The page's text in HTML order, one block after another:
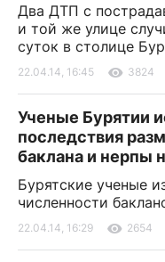
Два ДТП с
и той же улице
суток в столице
22.04.14, 16:45 3824
Ученые Бурятии
последствия
баклана и нерпы
Бурятские ученые
численности
22.04.14, 16:29 2654